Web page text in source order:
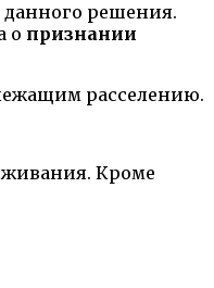
решения.
о признании
расселению.
Кроме